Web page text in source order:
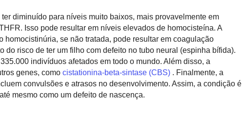
diminuído para níveis muito baixos, mais provavelmente em
Isso pode resultar em níveis elevados de homocisteína. A
se não tratada, pode resultar em coagulação
risco de ter um filho com defeito no tubo neural (espinha bífida).
indivíduos afetados em todo o mundo. Além disso, a
genes, como cistationina-beta-sintase (CBS) . Finalmente, a
convulsões e atrasos no desenvolvimento. Assim, a condição é
mesmo como um defeito de nascença.